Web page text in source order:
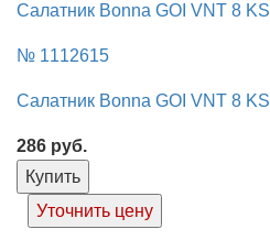
Салатник Bonna GOI VNT 8 KS
№ 1112615
Салатник Bonna GOI VNT 8 KS
286 руб.
Купить
Уточнить цену